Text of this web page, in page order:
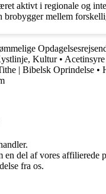
aktivt i regionale og
mellem
Kultur•
| Bibelsk Oprindelse •
del af vores affilierede
fra os.